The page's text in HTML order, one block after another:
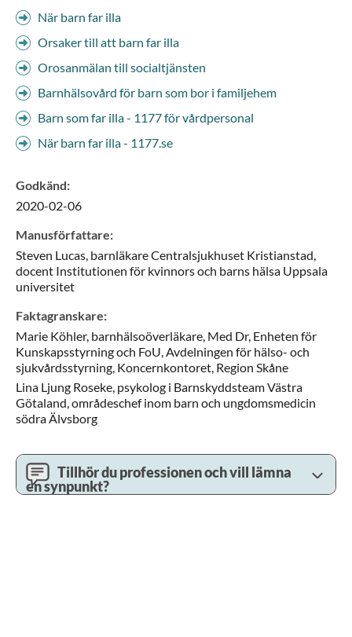
När barn far illa
Orsaker till att barn far illa
Orosanmälan till socialtjänsten
Barnhälsovård för barn som bor i familjehem
Barn som far illa - 1177 för vårdpersonal
När barn far illa - 1177.se
Godkänd:
2020-02-06
Manusförfattare:
Steven Lucas, barnläkare Centralsjukhuset Kristianstad,
docent Institutionen för kvinnors och barns hälsa Uppsala
universitet
Faktagranskare:
Marie Köhler, barnhälsoöverläkare, Med Dr, Enheten för
Kunskapsstyrning och FoU, Avdelningen för hälso- och
sjukvårdsstyrning, Koncernkontoret, Region Skåne
Lina Ljung Roseke, psykolog i Barnskyddsteam Västra
Götaland,områdeschef inom barn och ungdomsmedicin
södra Älvsborg
Tillhör du professionen och vill lämna
en synpunkt?